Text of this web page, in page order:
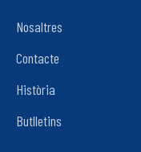
Nosaltres
Contacte
Història
Butlletins